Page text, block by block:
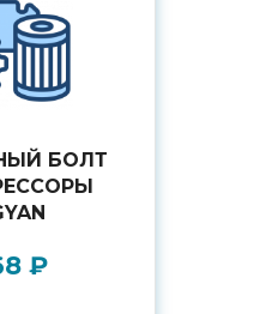
БОЛТ
₽